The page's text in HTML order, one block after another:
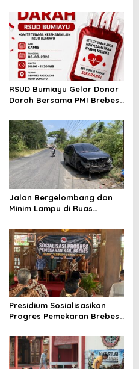
Perkuat Kesehatan Ibu dan
Bayi
RSUD Bumiayu Gelar Donor
Darah Bersama PMI Brebes
Indonesia
Jalan Bergelombang dan
Minim Lampu di Ruas
Telan Korban, Innova
Hantam Pohon di
Bantarkawung
Presidium Sosialisasikan
Progres Pemekaran Brebes
Pansus DPRD Jateng Jadi
Tahap Berikutnya